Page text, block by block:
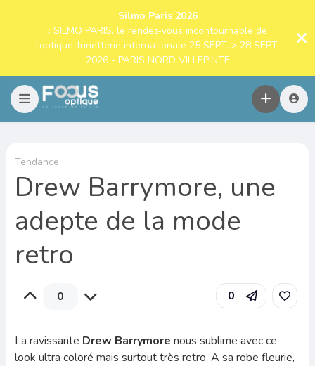
Silmo Paris 2026
: SILMO PARIS, le rendez-vous incontournable de
l’optique-lunetterie internationale 25 SEPT. > 28 SEPT.
2026 - PARIS NORD VILLEPINTE
Tendance
Drew Barrymore, une
adepte de la mode
retro
0 0
La ravissante Drew Barrymore nous sublime avec ce
look ultra coloré mais surtout très retro. A sa robe fleurie,